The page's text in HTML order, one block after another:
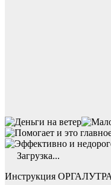
Загрузка...
Инструкция